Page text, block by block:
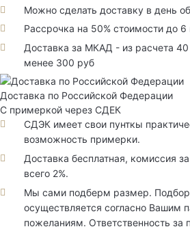
Можно сделать доставку в день
Рассрочка на 50% стоимости до
Доставка за МКАД - из расчета
менее 300 руб
Доставка по Российской Федерации
С примеркой через СДЕК
СДЭК имеет свои пунткы
возможность примерки.
Доставка бесплатная, комиссия
всего 2%.
Мы сами подберм размер.
осуществляется согласно Вашим
пожеланиям. Ответственность за